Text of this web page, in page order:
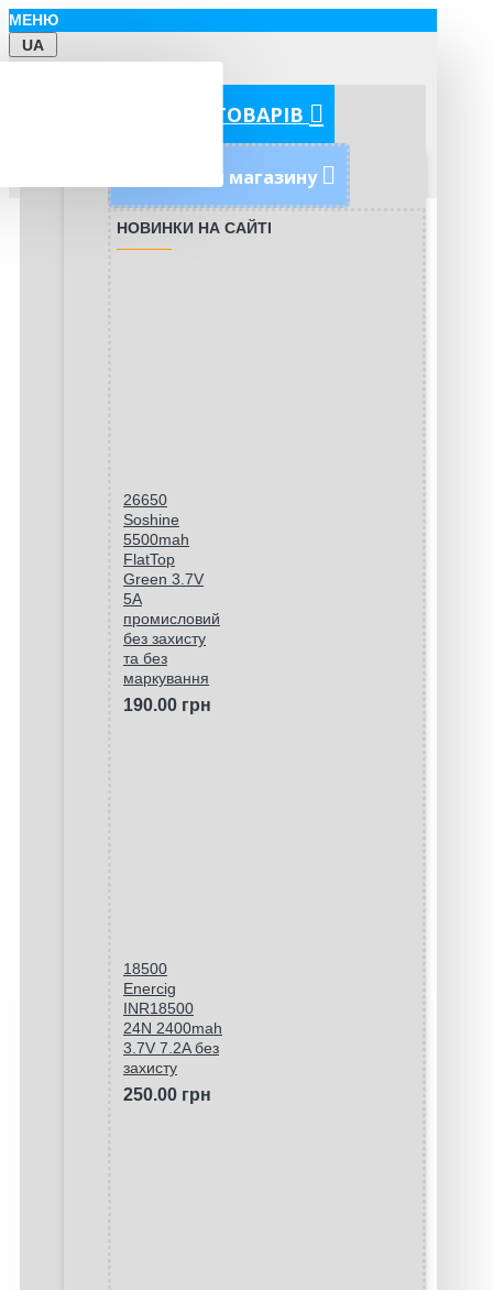
МЕНЮ
UA
КАТЕГОРІЇ ТОВАРІВ
Новинки магазину
НОВИНКИ НА САЙТІ
26650
Soshine
5500mah
FlatTop
Green 3.7V
5A
промисловий
без захисту
та без
маркування
190.00 грн
18500
Enercig
INR18500
24N 2400mah
3.7V 7.2A без
захисту
250.00 грн